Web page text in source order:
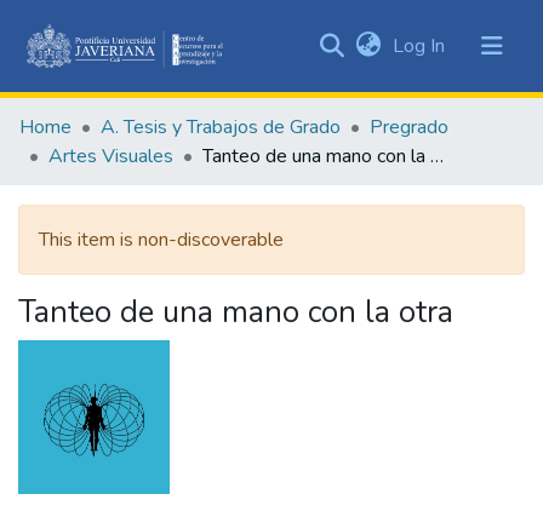
&
Collections
Statistics
Log In (current)
Home A. Tesis y Trabajos de Grado
Pregrado
Artes Visuales
Tanteo de una mano con la otra
This item is non-discoverable
Tanteo de una mano con la otra